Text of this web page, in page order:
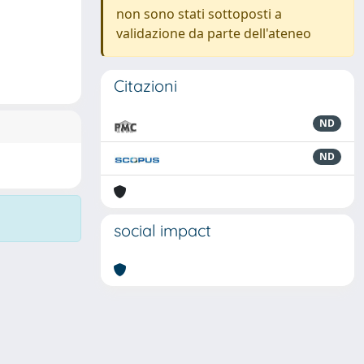
non sono stati sottoposti a
validazione da parte dell'ateneo
Citazioni
ND
ND
social impact